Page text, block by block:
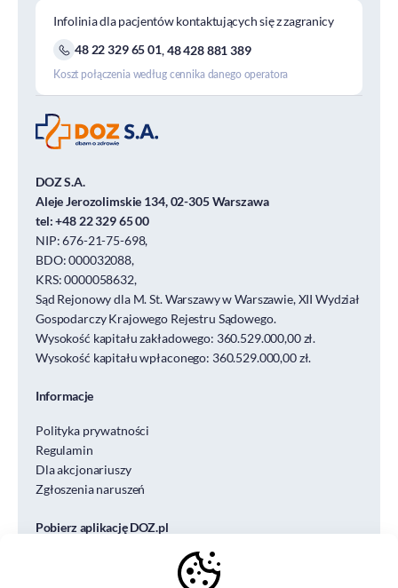
Infolinia dla pacjentów kontaktujących się z zagranicy
48 22 329 65 01,48 428 881 389
Koszt połączenia według cennika danego operatora
DOZ S.A.
Aleje Jerozolimskie 134, 02-305 Warszawa
tel:+48 22 329 65 00
NIP: 676-21-75-698,
BDO: 000032088,
KRS: 0000058632,
Sąd Rejonowy dla M. St. Warszawy w Warszawie, XII Wydział
Gospodarczy Krajowego Rejestru Sądowego.
Wysokość kapitału zakładowego: 360.529.000,00 zł.
Wysokość kapitału wpłaconego: 360.529.000,00 zł.
Informacje
Polityka prywatności
Regulamin
Dla akcjonariuszy
Zgłoszenia naruszeń
Pobierz aplikację DOZ.pl